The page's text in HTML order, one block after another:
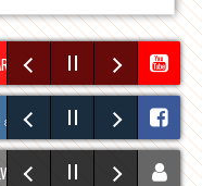
ALLERGIA❗️ #ALLERGY #PARLAGFŰ
TÖBB FOTÓ A VASÁRNAPI
TALLÓZÓ